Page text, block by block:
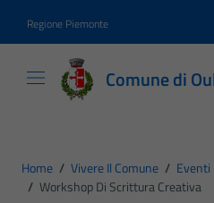
Regione Piemonte
Comune di
Home / Vivere Il Comune / Eventi
/ Workshop Di Scrittura Creativa